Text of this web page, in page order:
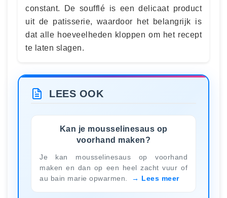
constant. De soufflé is een delicaat product
uit de patisserie, waardoor het belangrijk is
dat alle hoeveelheden kloppen om het recept
te laten slagen.
LEES OOK
Kan je mousselinesaus op
voorhand maken?
Je kan mousselinesaus op voorhand
maken en dan op een heel zacht vuur of
au bain marie opwarmen.
Lees meer